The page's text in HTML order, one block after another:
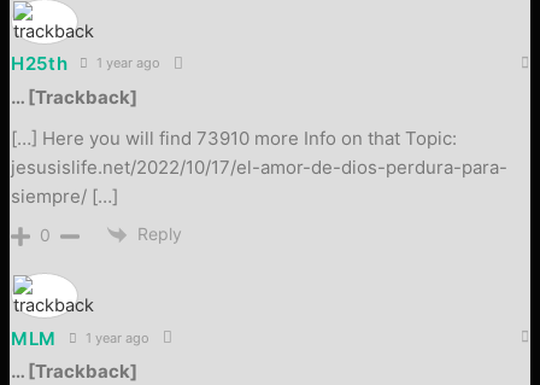
H25th 1 year ago
… [Trackback]
[…] Here you will find 73910 more Info on that Topic:
jesusislife.net/2022/10/17/el-amor-de-dios-perdura-para-
siempre/ […]
0 Reply
MLM 1 year ago
… [Trackback]